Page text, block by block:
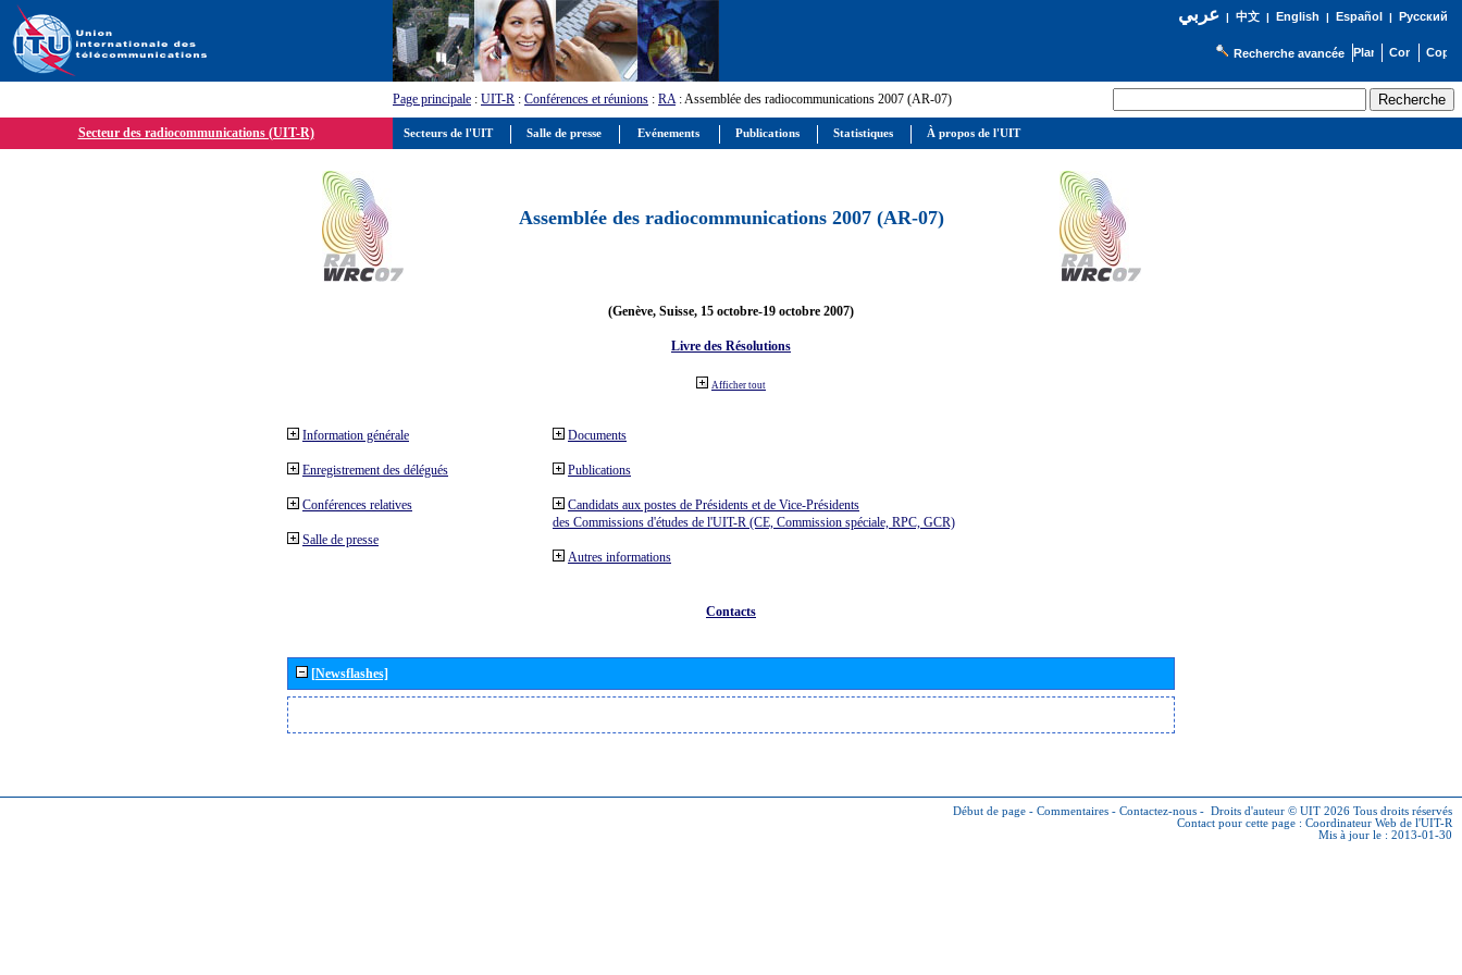
عربي| 中文| English | Español | Русский
Recherche avancée
Page principale : UIT-R : Conférences et réunions : RA: Assemblée des radiocommunications 2007 (AR-07)
Secteur des radiocommunications (UIT-R)
Assemblée des radiocommunications 2007 (AR-07)
(Genève, Suisse, 15 octobre-19 octobre 2007)
Livre des Résolutions
Afficher tout
Information générale
Enregistrement des délégués
Conférences relatives
Salle de presse
Documents
Publications
Candidats aux postes de Présidents et de Vice-Présidents
des Commissions d'études de l'UIT-R (CE, Commission spéciale, RPC, GCR)
Autres informations
Contacts
[Newsflashes]
Début de page - Commentaires - Contactez-nous - Droits d'auteur © UIT 2026 Tous droits réservés
Contact pour cette page : Coordinateur Web de l'UIT-R
Mis à jour le : 2013-01-30
Secteurs de l'UIT Salle de presse Evénements Publications Statistiques À propos de l'UIT